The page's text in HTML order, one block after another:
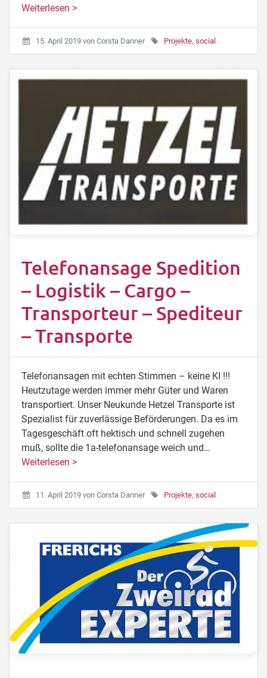
Weiterlesen >
15. April 2019 von Corsta Danner Projekte, social
Telefonansage Spedition
– Logistik – Cargo –
Transporteur – Spediteur
– Transporte
Telefonansagen mit echten Stimmen – keine KI !!!
Heutzutage werden immer mehr Güter und Waren
transportiert. Unser Neukunde Hetzel Transporte ist
Spezialist für zuverlässige Beförderungen. Da es im
Tagesgeschäft oft hektisch und schnell zugehen
muß, sollte die 1a-telefonansage weich und…
Weiterlesen >
11. April 2019 von Corsta Danner Projekte, social